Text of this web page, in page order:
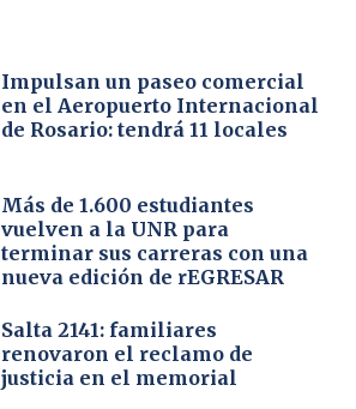
Impulsan un paseo comercial
en el Aeropuerto Internacional
de Rosario: tendrá 11 locales
Más de 1.600 estudiantes
vuelven a la UNR para
terminar sus carreras con una
nueva edición de rEGRESAR
Salta 2141: familiares
renovaron el reclamo de
justicia en el memorial